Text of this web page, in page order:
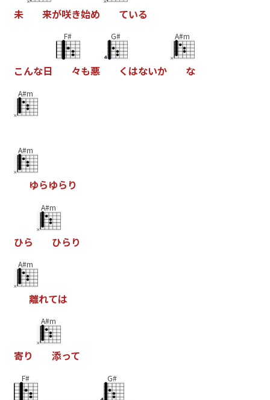
未 来が咲き始め ている
こんな日
F#
々も悪
G#
く はないか
A#m
な
A#m
A#m
ゆらゆら り
ひら
A#m
ひら り
A#m
離れては
寄り
A#m
添って
F# G#